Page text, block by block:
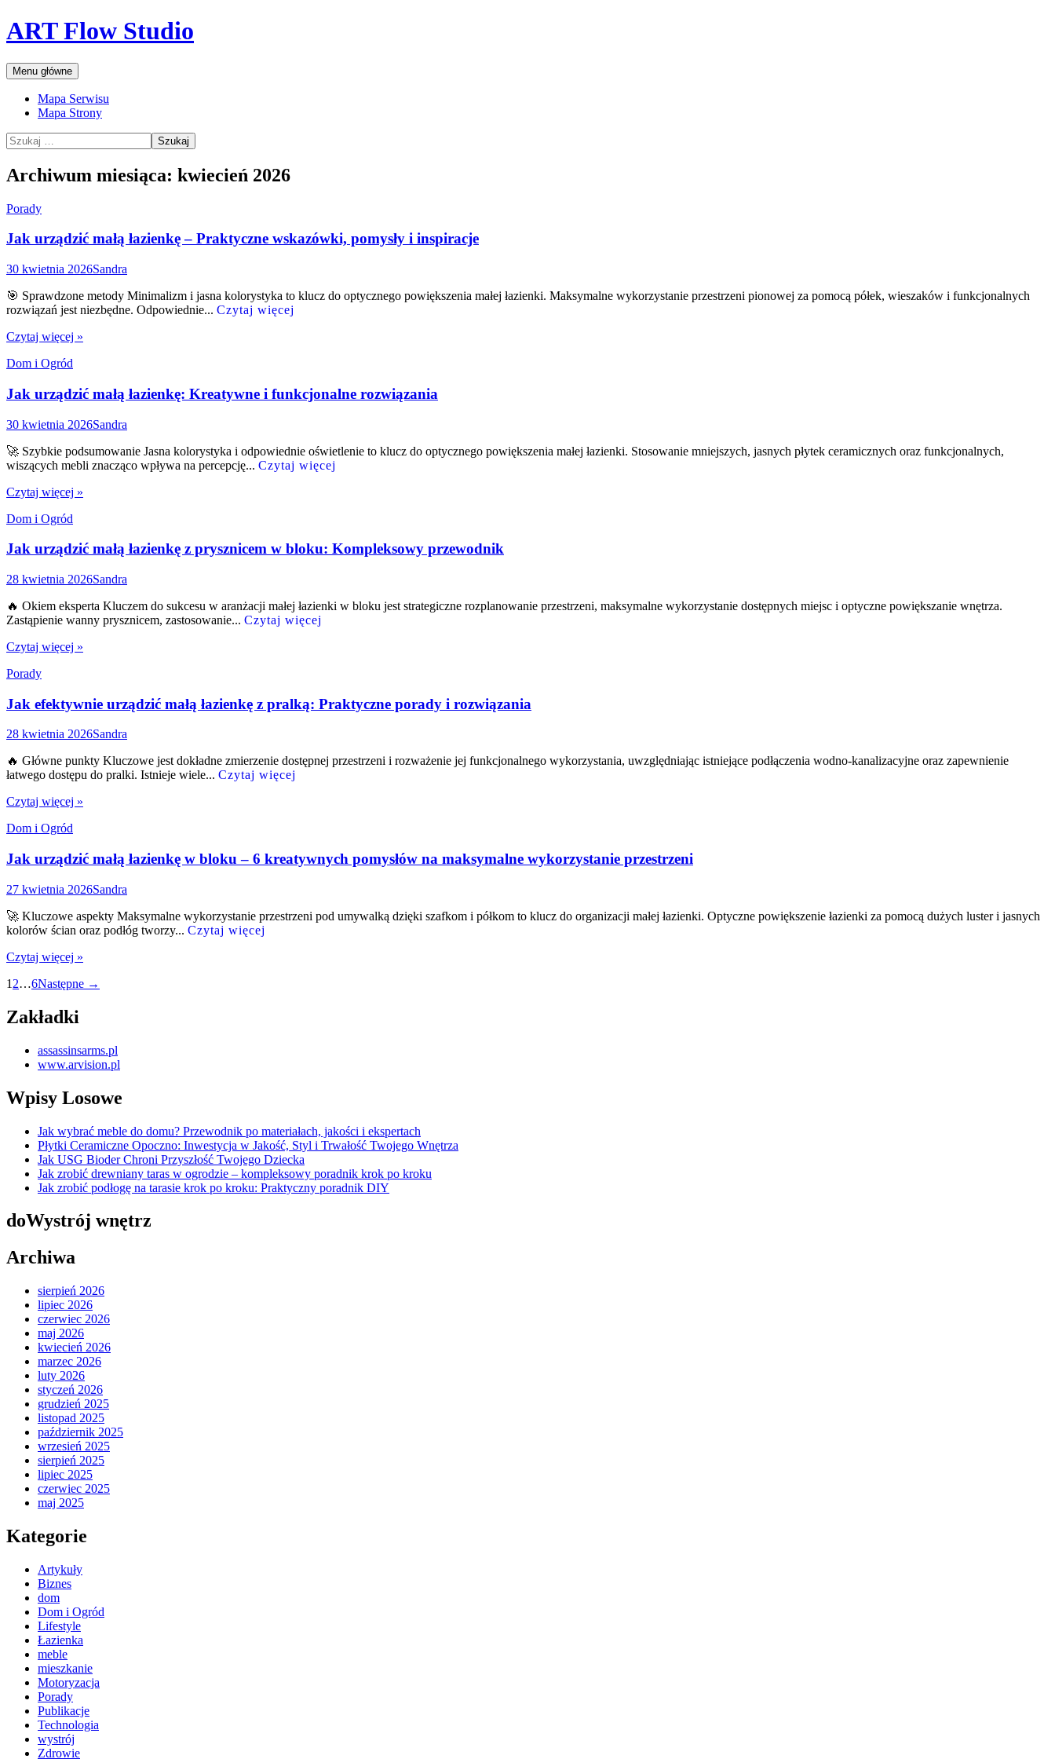
Przejdź
do
ART Flow Studio
Szukaj
Menu główne
Mapa Serwisu
Mapa Strony
Szukaj:
Archiwum miesiąca: kwiecień 2026
Porady
Jak urządzić małą łazienkę – Praktyczne wskazówki, pomysły i inspiracje
30 kwietnia 2026Sandra
🎯 Sprawdzone metody Minimalizm i jasna kolorystyka to klucz do optycznego powiększenia małej łazienki. Maksymalne wykorzystanie przestrzeni pionowej za pomocą półek, wieszaków i funkcjonalnych
rozwiązań jest niezbędne. Odpowiednie... Czytaj więcej
Czytaj więcej »
Dom i Ogród
Jak urządzić małą łazienkę: Kreatywne i funkcjonalne rozwiązania
30 kwietnia 2026Sandra
🚀 Szybkie podsumowanie Jasna kolorystyka i odpowiednie oświetlenie to klucz do optycznego powiększenia małej łazienki. Stosowanie mniejszych, jasnych płytek ceramicznych oraz funkcjonalnych,
wiszących mebli znacząco wpływa na percepcję... Czytaj więcej
Czytaj więcej »
Dom i Ogród
Jak urządzić małą łazienkę z prysznicem w bloku: Kompleksowy przewodnik
28 kwietnia 2026Sandra
🔥 Okiem eksperta Kluczem do sukcesu w aranżacji małej łazienki w bloku jest strategiczne rozplanowanie przestrzeni, maksymalne wykorzystanie dostępnych miejsc i optyczne powiększanie wnętrza.
Zastąpienie wanny prysznicem, zastosowanie... Czytaj więcej
Czytaj więcej »
Porady
Jak efektywnie urządzić małą łazienkę z pralką: Praktyczne porady i rozwiązania
28 kwietnia 2026Sandra
🔥 Główne punkty Kluczowe jest dokładne zmierzenie dostępnej przestrzeni i rozważenie jej funkcjonalnego wykorzystania, uwzględniając istniejące podłączenia wodno-kanalizacyjne oraz zapewnienie
łatwego dostępu do pralki. Istnieje wiele... Czytaj więcej
Czytaj więcej »
Dom i Ogród
Jak urządzić małą łazienkę w bloku – 6 kreatywnych pomysłów na maksymalne wykorzystanie przestrzeni
27 kwietnia 2026Sandra
🚀 Kluczowe aspekty Maksymalne wykorzystanie przestrzeni pod umywalką dzięki szafkom i półkom to klucz do organizacji małej łazienki. Optyczne powiększenie łazienki za pomocą dużych luster i jasnych
kolorów ścian oraz podłóg tworzy... Czytaj więcej
Czytaj więcej »
Nawigacja
wpisach
1 2…6Następne →
Zakładki
assassinsarms.pl
www.arvision.pl
Wpisy Losowe
Jak wybrać meble do domu? Przewodnik po materiałach, jakości i ekspertach
Płytki Ceramiczne Opoczno: Inwestycja w Jakość, Styl i Trwałość Twojego Wnętrza
Jak USG Bioder Chroni Przyszłość Twojego Dziecka
Jak zrobić drewniany taras w ogrodzie – kompleksowy poradnik krok po kroku
Jak zrobić podłogę na tarasie krok po kroku: Praktyczny poradnik DIY
doWystrój wnętrz
Archiwa
sierpień 2026
lipiec 2026
czerwiec 2026
maj 2026
kwiecień 2026
marzec 2026
luty 2026
styczeń 2026
grudzień 2025
listopad 2025
październik 2025
wrzesień 2025
sierpień 2025
lipiec 2025
czerwiec 2025
maj 2025
Kategorie
Artykuły
Biznes
dom
Dom i Ogród
Lifestyle
Łazienka
meble
mieszkanie
Motoryzacja
Porady
Publikacje
Technologia
wystrój
Zdrowie